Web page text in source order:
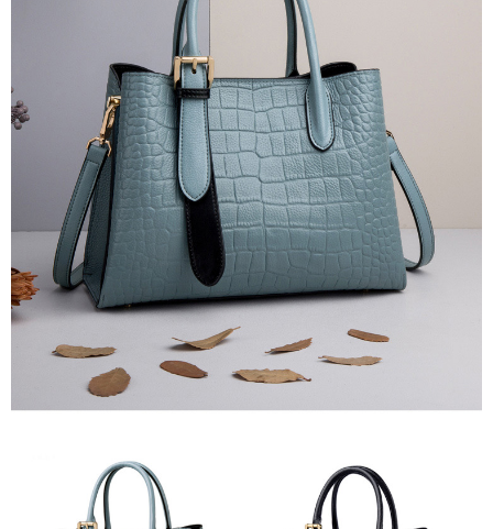
２．便利：只要手機號碼，簡訊認證，即可結帳。
３．安心：先確認商品／服務後，再付款。
【「AFTEE先享後付」結帳流程】
１．於結帳方式選擇「AFTEE先享後付」後，將跳轉至「AFTEE先享後付」
結帳頁面，進行簡訊認證並確認金額後，即可完成結帳。
２．訂單成立數日內，您將收到繳費通知簡訊。
３．收到繳費通知簡訊後14天內，點擊此簡訊中的連結，可透過四大超商／
ATM／網路銀行／等多元方式進行付款，方視為交易完成。
※ 請注意：結帳手續完成當下不需立刻繳費，但若您需要取消訂單，請聯絡
購買商品的店家。未經商家同意取消之訂單仍視為有效，需透過AFTEE先享
後付繳納相關費用。
※ 交易是否成功請以「AFTEE先享後付 」之結帳頁面顯示為準，若有關於
是否繳費成功／繳費後需取消欲退款等相關疑問，請聯繫「AFTEE先享後付
客戶支援中心」
https://netprotections.freshdesk.com/support/home
１．透過由恩沛科技股份有限公司提供之「AFTEE先享後付」服務完成之交
易，需依本服務之必要範圍內提供個人資料，並將交易相關給付款項請求債
權轉讓予恩沛科技股份有限公司。
２．關於個人資料處理事宜，請瀏覽以下網址：
「AFTEE先享後付」，若未經同意申辦者引起之損失，本公司不負相關責
４．使用「AFTEE先享後付」時，將依據個別帳號之用戶狀況，依本公司即
時審查核予不同之上限額度；若仍有額度不足之情形，本公司將視審查結果
每筆NT$79，滿NT$599(含以上)免運費
付款後全家取貨
每筆NT$79，滿NT$599(含以上)免運費
7-11取貨付款
每筆NT$79，滿NT$1,000(含以上)免運費
付款後7-11取貨
每筆NT$79，滿NT$1,000(含以上)免運費
宅配
每筆NT$90，滿NT$1,000(含以上)免運費